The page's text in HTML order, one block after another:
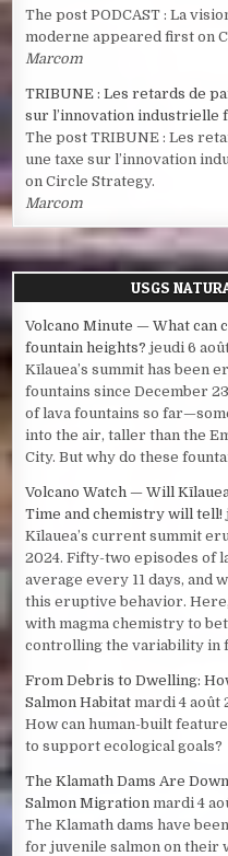
The post PODCAST : La
moderne appeared first on
Marcom
TRIBUNE : Les retards de
sur l’innovation industrielle
The post TRIBUNE : Les
une taxe sur l’innovation
on Circle Strategy.
Marcom
USGS
Volcano Minute — What can
fountain heights? jeudi 6
Kīlauea’s summit has been
fountains since December
of lava fountains so
into the air, taller than the
City. But why do these
Volcano Watch — Will
Time and chemistry will tell!
Kīlauea’s current summit
2024. Fifty-two episodes of
average every 11 days, and
this eruptive behavior.
with magma chemistry to
controlling the variability in
From Debris to Dwelling:
Salmon Habitat mardi 4 août
How can human-built
to support ecological goals?
The Klamath Dams Are
Salmon Migration mardi 4
The Klamath dams have
for juvenile salmon on their